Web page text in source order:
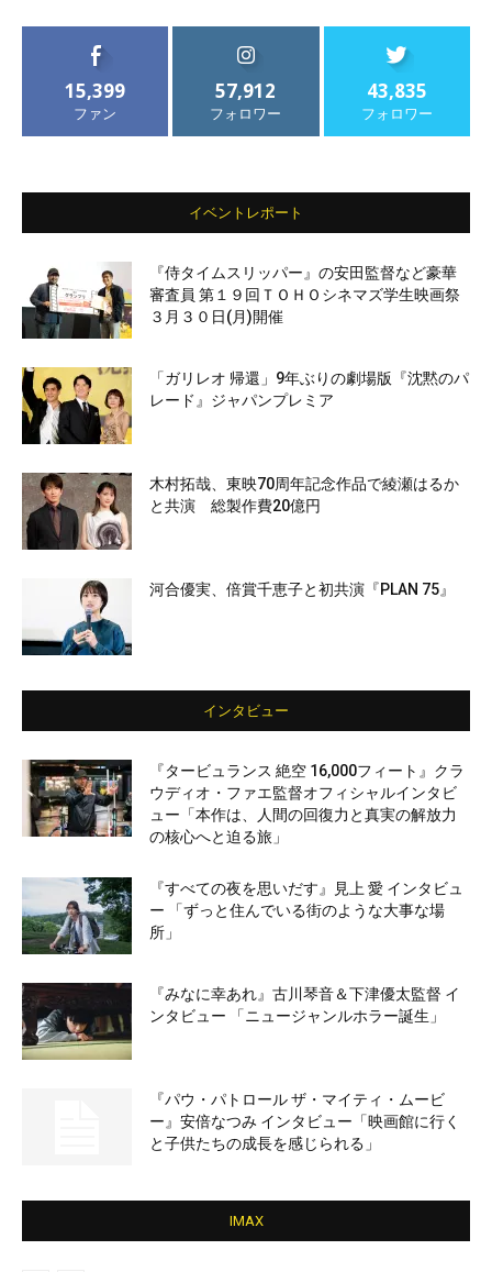
15,399
ファン
57,912
フォロワー
43,835
フォロワー
イベントレポート
『侍タイムスリッパー』の安田監督など豪華
審査員 第１９回ＴＯＨＯシネマズ学生映画祭
３月３０日(月)開催
「ガリレオ 帰還」9年ぶりの劇場版『沈黙のパ
レード』ジャパンプレミア
木村拓哉、東映70周年記念作品で綾瀬はるか
と共演 総製作費20億円
河合優実、倍賞千恵子と初共演『PLAN 75』
インタビュー
『タービュランス 絶空 16,000フィート』クラ
ウディオ・ファエ監督オフィシャルインタビ
ュー「本作は、人間の回復力と真実の解放力
の核心へと迫る旅」
『すべての夜を思いだす』見上 愛 インタビュ
ー 「ずっと住んでいる街のような大事な場
所」
『みなに幸あれ』古川琴音＆下津優太監督 イ
ンタビュー 「ニュージャンルホラー誕生」
『パウ・パトロール ザ・マイティ・ムービ
ー』安倍なつみ インタビュー「映画館に行く
と子供たちの成長を感じられる」
IMAX